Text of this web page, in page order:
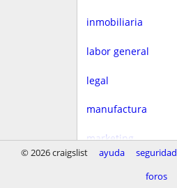
inmobiliaria
labor general
legal
manufactura
marketing
© 2026 craigslist ayuda seguridad
foros